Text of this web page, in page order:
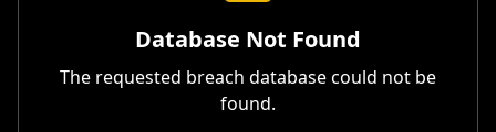
Database Not Found
The requested breach database could not be
found.